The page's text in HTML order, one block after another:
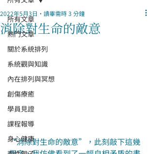
所有文章
熱門文章
關於系統排列
系統觀與知識
內在排列與冥想
創傷療癒
學員見證
課程報導
身心健康
消除對生命的敵意
2022年5月3日 讀畢需時 3 分鐘
“消除對生命的敵意”，此刻敲下這幾